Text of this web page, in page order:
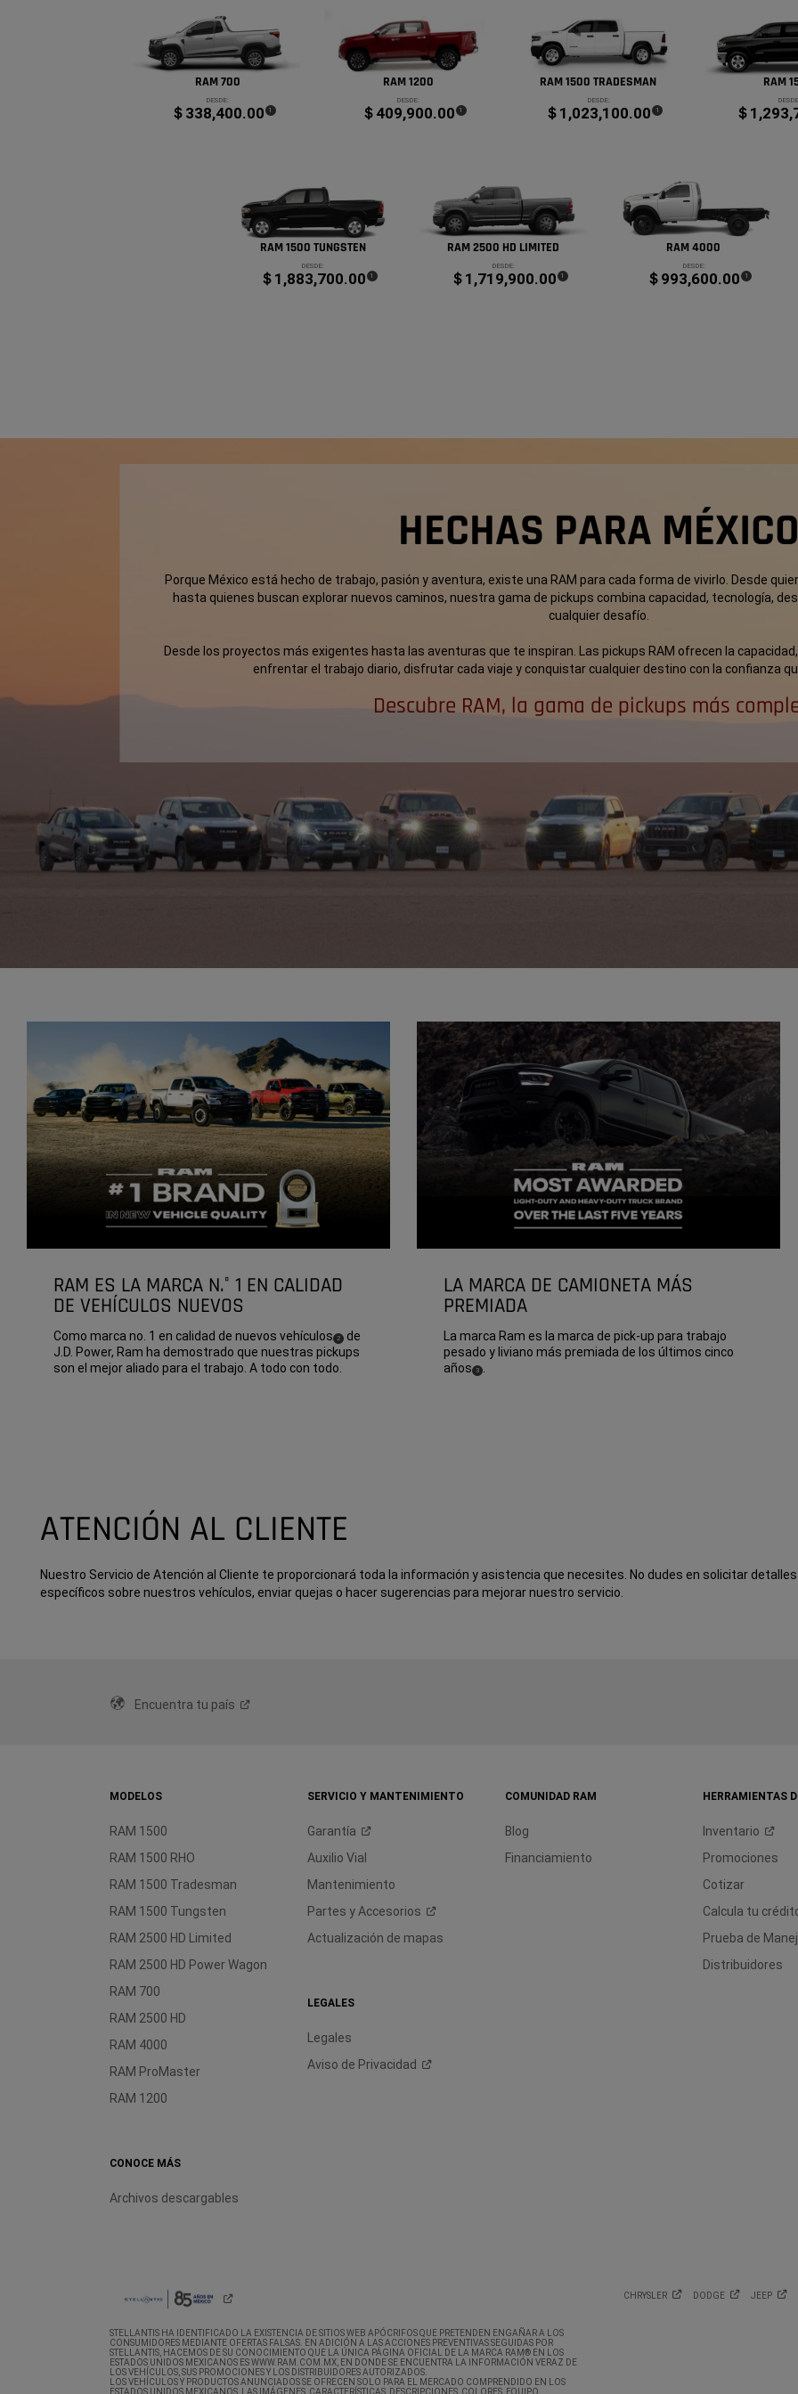
RAM 700
DESDE:
＄338,400.00 (
Disclosure
1)
RAM 1200
DESDE:
＄409,900.00 (
Disclosure
1)
RAM 1500 TRADESMAN
DESDE:
＄1,023,100.00 (
Disclosure
1)
RAM
DESDE:
＄
RAM 1500 TUNGSTEN
DESDE:
＄1,883,700.00 (
Disclosure
1)
RAM 2500 HD LIMITED
DESDE:
＄1,719,900.00 (
Disclosure
1)
RAM 4000
DESDE:
＄993,600.00 (
Disclosure
1)
HECHAS PARA MÉXICO
Porque México está hecho de trabajo, pasión y aventura, existe una RAM para cada forma de vivirlo. Desde
hasta quienes buscan explorar nuevos caminos, nuestra gama de pickups combina capacidad, tecnología,
cualquier desafío.
Desde los proyectos más exigentes hasta las aventuras que te inspiran. Las pickups RAM ofrecen la
enfrentar el trabajo diario, disfrutar cada viaje y conquistar cualquier destino con la confianza
Descubre RAM, la gama de pickups más
RAM ES LA MARCA N.° 1 EN CALIDAD
DE VEHÍCULOS NUEVOS
Como marca no. 1 en calidad de nuevos vehículos ( Disclosure
2)
de
J.D. Power, Ram ha demostrado que nuestras pickups
son el mejor aliado para el trabajo. A todo con todo.
LA MARCA DE CAMIONETA MÁS
PREMIADA
La marca Ram es la marca de pick-up para trabajo
pesado y liviano más premiada de los últimos cinco
años (
Disclosure
3)
ATENCIÓN AL CLIENTE
Nuestro Servicio de Atención al Cliente te proporcionará toda la información y asistencia que necesites. No dudes en solicitar detalles
específicos sobre nuestros vehículos, enviar quejas o hacer sugerencias para mejorar nuestro servicio.
Encuentra tu país
MODELOS
RAM 1500
RAM 1500 RHO
RAM 1500 Tradesman
RAM 1500 Tungsten
RAM 2500 HD Limited
RAM 2500 HD Power Wagon
RAM 700
RAM 2500 HD
RAM 4000
RAM ProMaster
RAM 1200
CONOCE MÁS
Archivos descargables
SERVICIO Y MANTENIMIENTO
Garantía
Auxilio Vial
Mantenimiento
Partes y Accesorios
Actualización de mapas
LEGALES
Legales
Aviso de Privacidad
COMUNIDAD RAM
Blog
Financiamiento
HERRAMIENTAS
Inventario
Promociones
Cotizar
Calcula tu
Prueba de
Distribuidores
CHRYSLER DODGE JEEP
STELLANTIS HA IDENTIFICADO LA EXISTENCIA DE SITIOS WEB APÓCRIFOS QUE PRETENDEN ENGAÑAR A LOS
CONSUMIDORES MEDIANTE OFERTAS FALSAS. EN ADICIÓN A LAS ACCIONES PREVENTIVAS SEGUIDAS POR
STELLANTIS, HACEMOS DE SU CONOCIMIENTO QUE LA ÚNICA PÁGINA OFICIAL DE LA MARCA RAM® EN LOS
ESTADOS UNIDOS MEXICANOS ES WWW.RAM.COM.MX, EN DONDE SE ENCUENTRA LA INFORMACIÓN VERAZ DE
LOS VEHÍCULOS, SUS PROMOCIONES Y LOS DISTRIBUIDORES AUTORIZADOS.
LOS VEHÍCULOS Y PRODUCTOS ANUNCIADOS SE OFRECEN SOLO PARA EL MERCADO COMPRENDIDO EN LOS
ESTADOS UNIDOS MEXICANOS, LAS IMÁGENES, CARACTERÍSTICAS, DESCRIPCIONES, COLORES, EQUIPO,